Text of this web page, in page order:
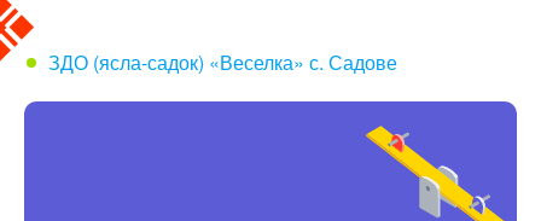
ЗДО (ясла-садок) «Веселка» с. Садове